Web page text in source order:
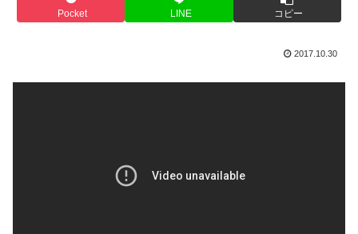
Pocket LINE コピー
2017.10.30